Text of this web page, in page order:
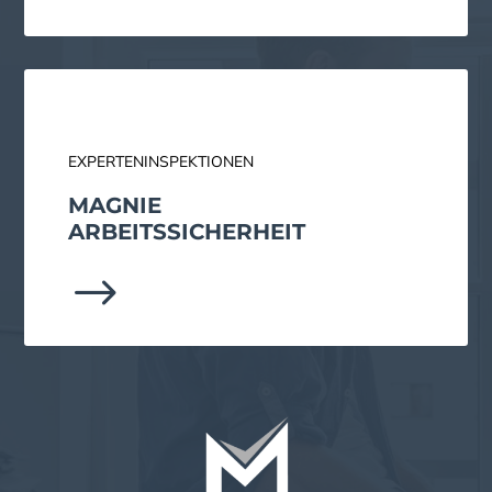
EXPERTENINSPEKTIONEN
MAGNIE
ARBEITS­SICHERHEIT
$